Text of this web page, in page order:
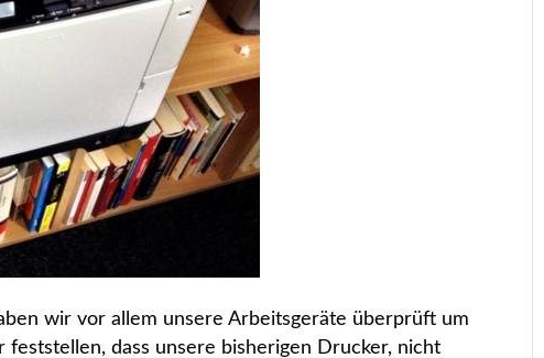
wir vor allem unsere Arbeitsgeräte überprüft um
dass unsere bisherigen Drucker, nicht